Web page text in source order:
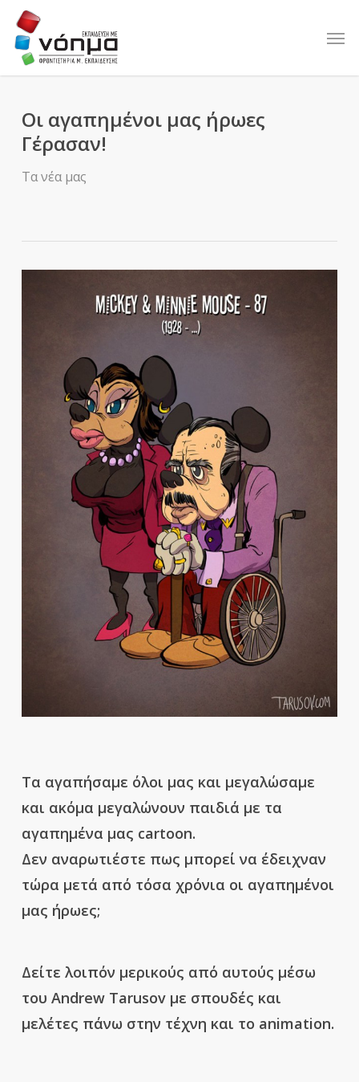
Skip
main
content
Οι αγαπημένοι μας ήρωες
Γέρασαν!
Τα νέα μας
Τα αγαπήσαμε όλοι μας και μεγαλώσαμε
και ακόμα μεγαλώνουν παιδιά με τα
αγαπημένα μας cartoon.
Δεν αναρωτιέστε πως μπορεί να έδειχναν
τώρα μετά από τόσα χρόνια οι αγαπημένοι
μας ήρωες;
Δείτε λοιπόν μερικούς από αυτούς μέσω
του Andrew Tarusov με σπουδές και
μελέτες πάνω στην τέχνη και το animation.